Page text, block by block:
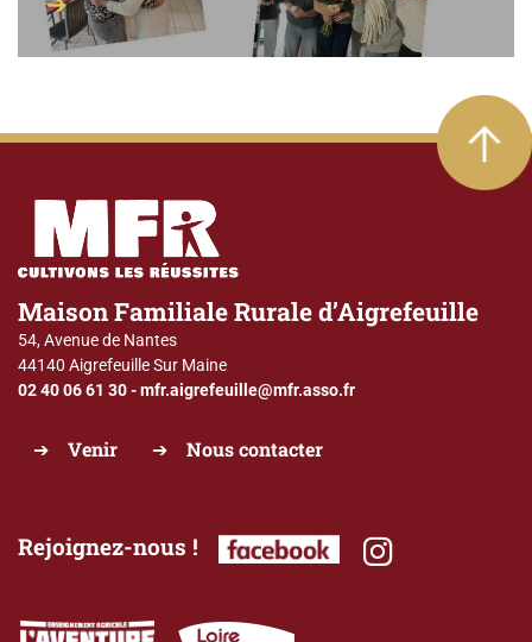
Maison Familiale Rurale d’Aigrefeuille
54, Avenue de Nantes
44140 Aigrefeuille Sur Maine
02 40 06 61 30-mfr.aigrefeuille@mfr.asso.fr
Venir Nous contacter
Rejoignez-nous !